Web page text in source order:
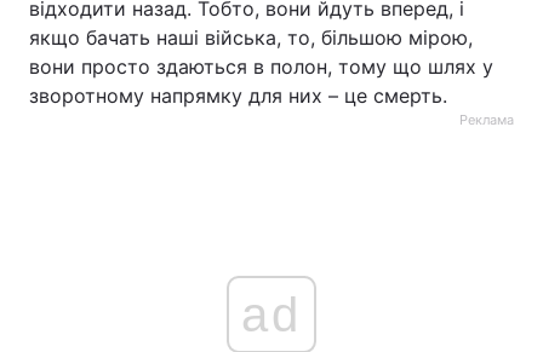
відходити назад. Тобто, вони йдуть вперед, і
якщо бачать наші війська, то, більшою мірою,
вони просто здаються в полон, тому що шлях у
зворотному напрямку для них – це смерть.
Реклама
ad